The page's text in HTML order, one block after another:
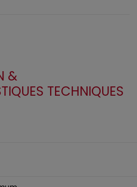
&
TECHNIQUES